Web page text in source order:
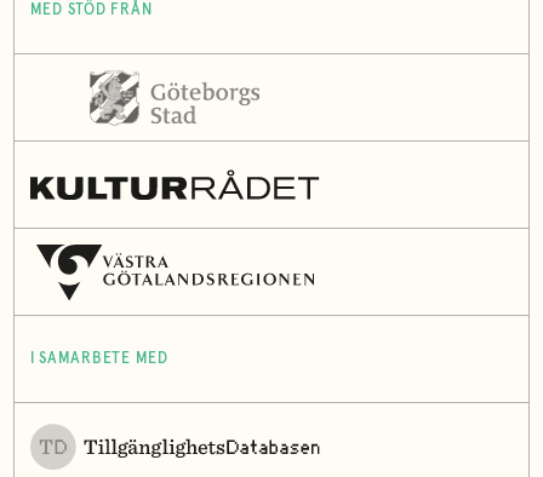
MED STÖD FRÅN
I SAMARBETE MED